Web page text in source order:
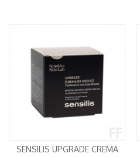
SENSILIS UPGRADE CREMA